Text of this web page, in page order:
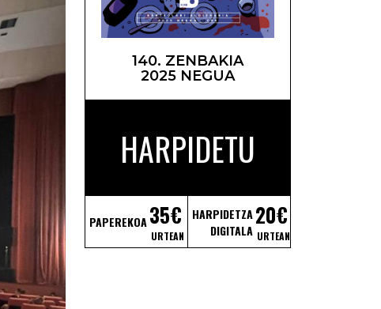
140. ZENBAKIA
2025 NEGUA
HARPIDETU
PAPEREKOA35€
URTEAN
HARPIDETZA
DIGITALA
20€
URTEAN